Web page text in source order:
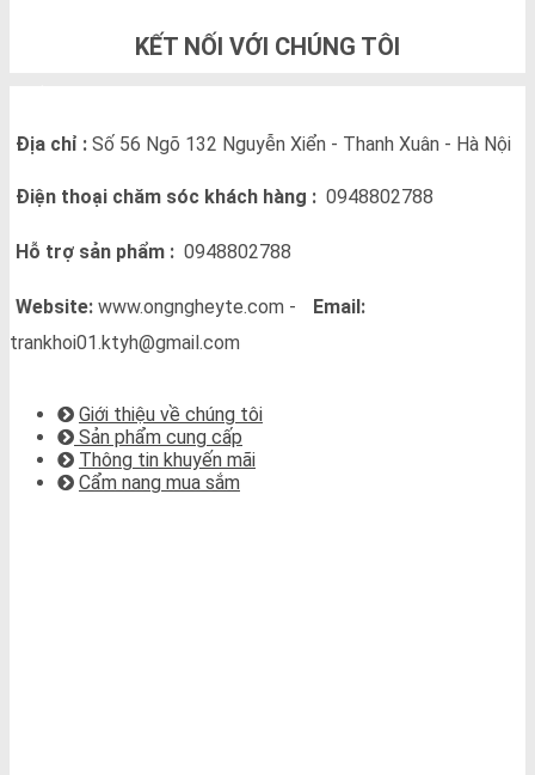
KẾT NỐI VỚI CHÚNG TÔI
Địa chỉ : Số 56 Ngõ 132 Nguyễn Xiển - Thanh Xuân - Hà Nội
Điện thoại chăm sóc khách hàng : 0948802788
Hỗ trợ sản phẩm : 0948802788
Website: www.ongngheyte.com -
Email:
trankhoi01.ktyh@gmail.com
Giới thiệu về chúng tôi
Sản phẩm cung cấp
Thông tin khuyến mãi
Cẩm nang mua sắm